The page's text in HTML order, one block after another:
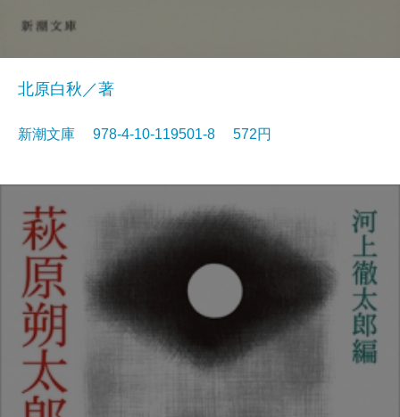
北原白秋／著
新潮文庫 978-4-10-119501-8 572円